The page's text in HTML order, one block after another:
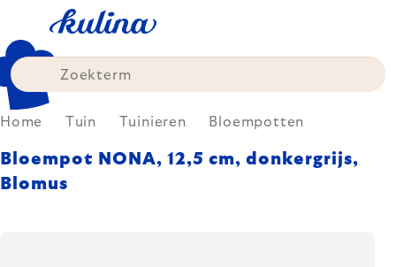
content
Home Tuin Tuinieren Bloempotten
Bloempot NONA, 12,5 cm, donkergrijs,
Blomus